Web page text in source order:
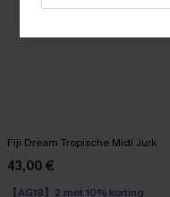
Fiji Dream Tropische Midi Jurk
43,00 €
【AG18】2 met 10% korting